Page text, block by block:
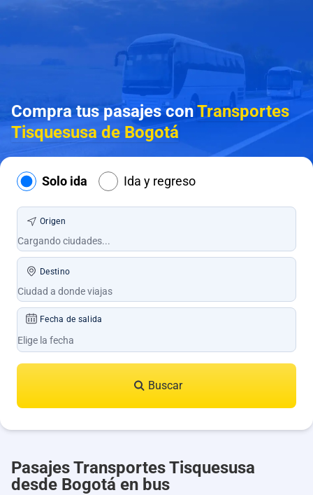
Compra tus pasajes conTransportes
Tisquesusa de Bogotá
Solo ida Ida y regreso
Origen
Destino
Fecha de salida
Buscar
Pasajes Transportes Tisquesusa
desde Bogotá en bus